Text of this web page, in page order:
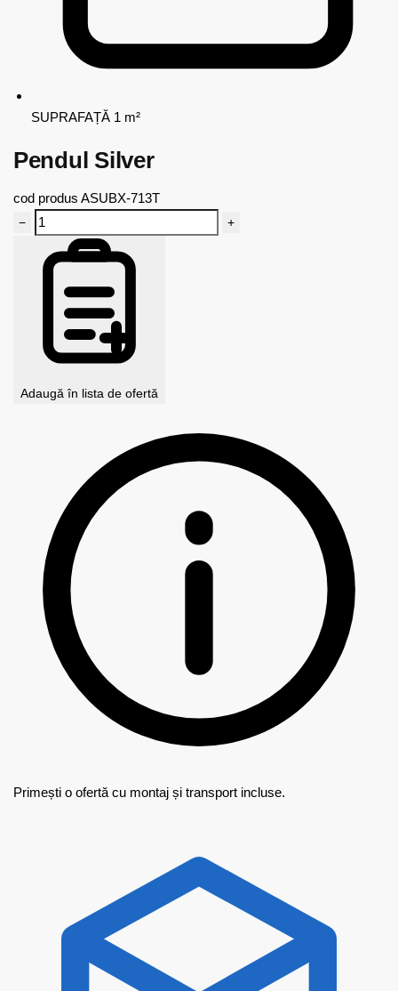
SUPRAFAȚĂ 1 m²
Pendul Silver
cod produs ASUBX-713T
− +
Adaugă în lista de ofertă
Primești o ofertă cu montaj și transport incluse.